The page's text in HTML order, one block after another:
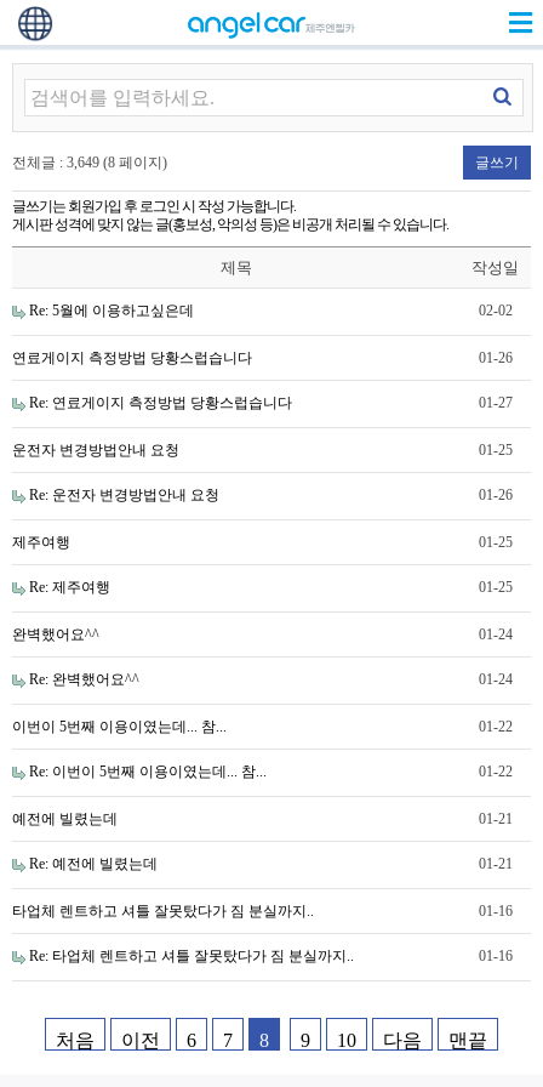
전체글 : 3,649 (8 페이지) 글쓰기
글쓰기는 회원가입 후 로그인 시 작성 가능합니다.
게시판 성격에 맞지 않는 글(홍보성, 악의성 등)은 비공개 처리될 수 있습니다.
제목 작성일
Re: 5월에 이용하고싶은데 02-02
연료게이지 측정방법 당황스럽습니다 01-26
Re: 연료게이지 측정방법 당황스럽습니다 01-27
운전자 변경방법안내 요청 01-25
Re: 운전자 변경방법안내 요청 01-26
제주여행 01-25
Re: 제주여행 01-25
완벽했어요^^ 01-24
Re: 완벽했어요^^ 01-24
이번이 5번째 이용이였는데... 참... 01-22
Re: 이번이 5번째 이용이였는데... 참... 01-22
예전에 빌렸는데 01-21
Re: 예전에 빌렸는데 01-21
타업체 렌트하고 셔틀 잘못탔다가 짐 분실까지.. 01-16
Re: 타업체 렌트하고 셔틀 잘못탔다가 짐 분실까지.. 01-16
처음 이전 6 7 8 9 10 다음 맨끝